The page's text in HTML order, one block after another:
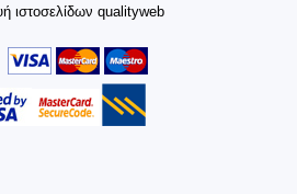
ιστοσελίδων qualityweb